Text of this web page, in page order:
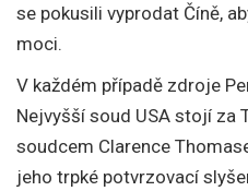
se pokusili vyprodat Číně,
moci.
V každém případě zdroje
Nejvyšší soud USA stojí za
soudcem Clarence
jeho trpké potvrzovací